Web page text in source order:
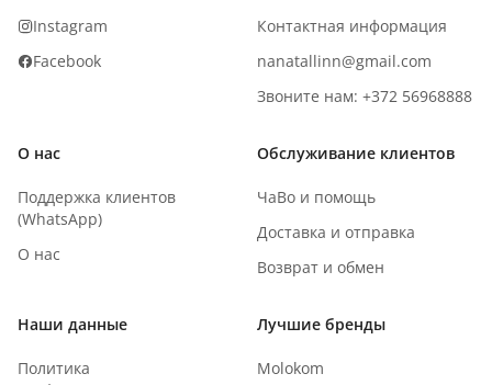
Instagram
Facebook
Контактная информация
nanatallinn@gmail.com
Звоните нам: +372 56968888
О нас
Поддержка клиентов
(WhatsApp)
О нас
Обслуживание клиентов
ЧаВо и помощь
Доставка и отправка
Возврат и обмен
Наши данные
Политика
Лучшие бренды
Molokom